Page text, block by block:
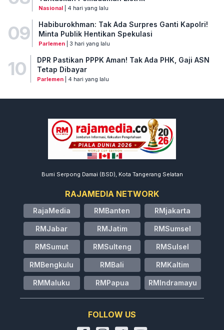
Nasional| 4 hari yang lalu
09
Habiburokhman: Tak Ada Surpres Ganti Kapolri!
Minta Publik Hentikan Spekulasi
Parlemen| 3 hari yang lalu
10
DPR Pastikan PPPK Aman! Tak Ada PHK, Gaji ASN
Tetap Dibayar
Parlemen| 4 hari yang lalu
Bumi Serpong Damai (BSD), Kota Tangerang Selatan
RAJAMEDIA NETWORK
RajaMedia RMBanten RMjakarta
RMJabar RMJatim RMSumsel
RMSumut RMSulteng RMSulsel
RMBengkulu RMBali RMKaltim
RMMaluku RMPapua RMIndramayu
FOLLOW US